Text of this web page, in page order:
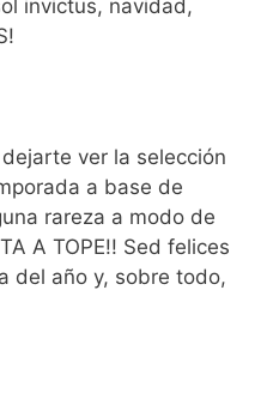
invictus, navidad,
ver la selección
a base de
rareza a modo de
A TOPE!! Sed felices
del año y, sobre todo,